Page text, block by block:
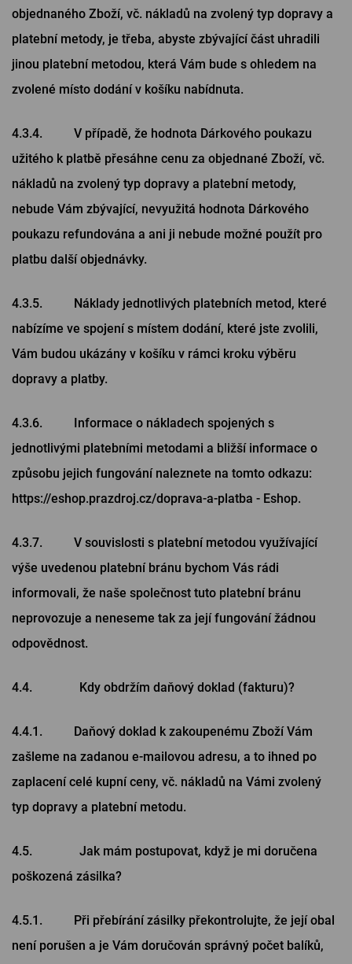
objednaného Zboží, vč. nákladů na zvolený typ dopravy a
platební metody, je třeba, abyste zbývající část uhradili
jinou platební metodou, která Vám bude s ohledem na
zvolené místo dodání v košíku nabídnuta.
4.3.4. V případě, že hodnota Dárkového poukazu
užitého k platbě přesáhne cenu za objednané Zboží, vč.
nákladů na zvolený typ dopravy a platební metody,
nebude Vám zbývající, nevyužitá hodnota Dárkového
poukazu refundována a ani ji nebude možné použít pro
platbu další objednávky.
4.3.5. Náklady jednotlivých platebních metod, které
nabízíme ve spojení s místem dodání, které jste zvolili,
Vám budou ukázány v košíku v rámci kroku výběru
dopravy a platby.
4.3.6. Informace o nákladech spojených s
jednotlivými platebními metodami a bližší informace o
způsobu jejich fungování naleznete na tomto odkazu:
https://eshop.prazdroj.cz/doprava-a-platba - Eshop.
4.3.7. V souvislosti s platební metodou využívající
výše uvedenou platební bránu bychom Vás rádi
informovali, že naše společnost tuto platební bránu
neprovozuje a neneseme tak za její fungování žádnou
odpovědnost.
4.4. Kdy obdržím daňový doklad (fakturu)?
4.4.1. Daňový doklad k zakoupenému Zboží Vám
zašleme na zadanou e-mailovou adresu, a to ihned po
zaplacení celé kupní ceny, vč. nákladů na Vámi zvolený
typ dopravy a platební metodu.
4.5. Jak mám postupovat, když je mi doručena
poškozená zásilka?
4.5.1. Při přebírání zásilky překontrolujte, že její obal
není porušen a je Vám doručován správný počet balíků,